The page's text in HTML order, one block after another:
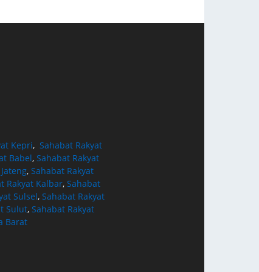
Kepri, Sahabat Rakyat
Babel,Sahabat Rakyat
, Sahabat Rakyat
Rakyat Kalbar, Sahabat
Sulsel, Sahabat Rakyat
Sulut, Sahabat Rakyat
Barat